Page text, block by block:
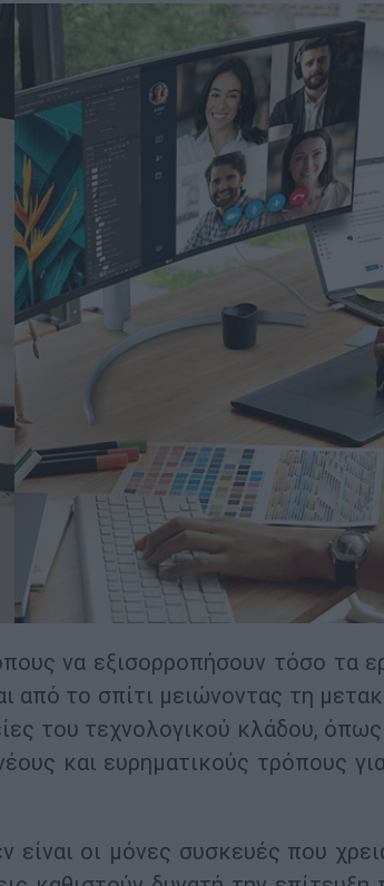
να εξισορροπήσουν τόσο τα
από το σπίτι μειώνοντας τη
του τεχνολογικού κλάδου, όπως
και ευρηματικούς τρόπους
οι μόνες συσκευές που